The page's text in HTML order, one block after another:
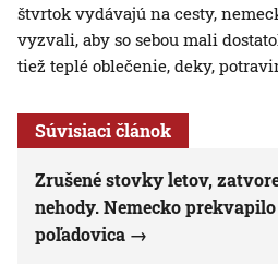
štvrtok vydávajú na cesty,
vyzvali, aby so sebou mali
tiež teplé oblečenie, deky,
Súvisiaci článok
Zrušené stovky letov,
nehody. Nemecko
poľadovica